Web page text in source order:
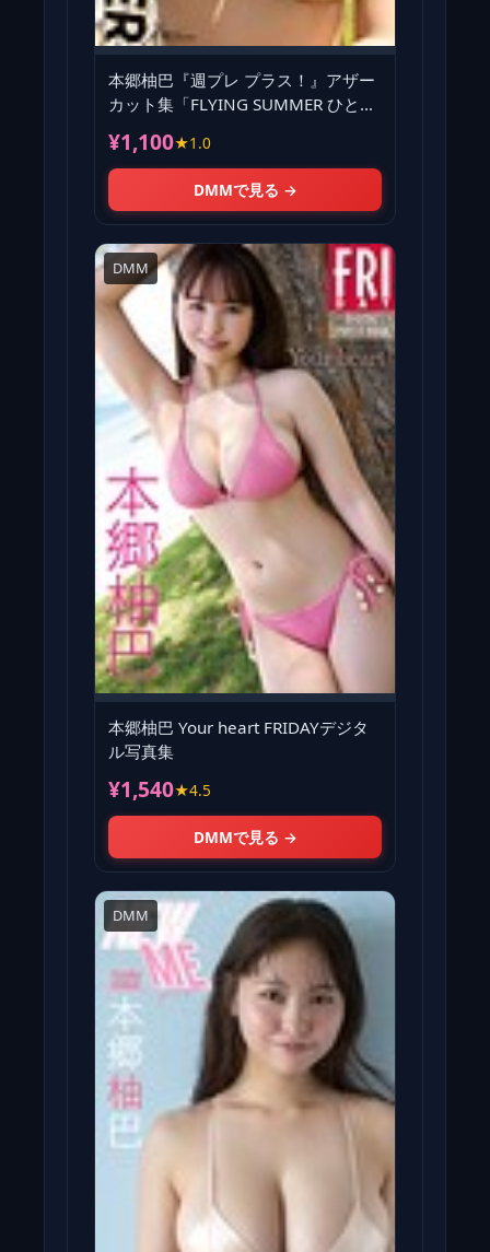
本郷柚巴『週プレ プラス！』アザー
カット集「FLYING SUMMER ひと足
¥1,100★1.0
DMMで見る →
DMM
本郷柚巴 Your heart FRIDAYデジタ
ル写真集
¥1,540★4.5
DMMで見る →
DMM